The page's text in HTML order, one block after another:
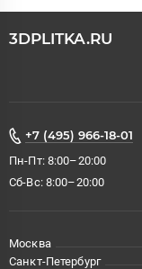
3DPLITKA.RU
+7 (495) 966-18-01
Пн-Пт: 8:00–20:00
Сб-Вс: 8:00–20:00
Москва
Санкт-Петербург